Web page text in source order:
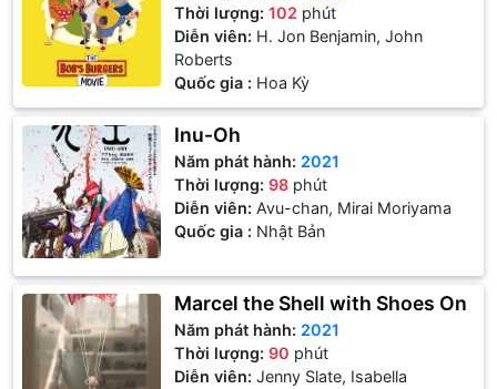
Thời lượng:102 phút
Diễn viên: H. Jon Benjamin, John
Roberts
Quốc gia : Hoa Kỳ
Inu-Oh
Năm phát hành: 2021
Thời lượng:98 phút
Diễn viên:Avu-chan, Mirai Moriyama
Quốc gia : Nhật Bản
Marcel the Shell with Shoes On
Năm phát hành: 2021
Thời lượng:90 phút
Diễn viên:Jenny Slate, Isabella